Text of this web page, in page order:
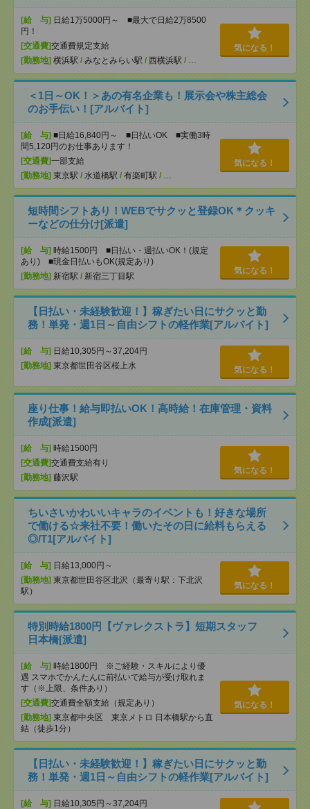
[給 与] 日給1万5000円～ ■最大で日給2万8500
円！
[交通費]交通費規定支給
[勤務地] 横浜駅 / みなとみらい駅 / 西横浜駅 /
気になる！
＜1日～OK！＞あの有名企業も！展示会や株主総会
のお手伝い！[アルバイト]
[給 与] ■日給16,840円～ ■日払いOK ■実働3時
間5,120円のお仕事あります！
[交通費]一部支給
[勤務地] 東京駅 / 水道橋駅 / 有楽町駅 /
気になる！
短時間シフトあり！WEBでサクッと登録OK＊クッキ
ーなどの仕分け[派遣]
[給 与] 時給1500円 ■日払い・週払いOK！(規定
あり) ■現金日払いもOK(規定あり)
[勤務地] 新宿駅 / 新宿三丁目駅
気になる！
【日払い・未経験歓迎！】稼ぎたい日にサクッと勤
務！単発・週1日～自由シフトの軽作業[アルバイト]
[給 与] 日給10,305円～37,204円
[勤務地] 東京都世田谷区桜上水 気になる！
座り仕事！給与即払いOK！高時給！在庫管理・資料
作成[派遣]
[給 与] 時給1500円
[交通費]交通費支給有り
[勤務地] 藤沢駅
気になる！
ちいさいかわいいキャラのイベントも！好きな場所
で働ける☆来社不要！働いたその日に給料もらえる
◎/T1[アルバイト]
[給 与] 日給13,000円～
[勤務地] 東京都世田谷区北沢（最寄り駅：下北沢
駅）
気になる！
特別時給1800円【ヴァレクストラ】短期スタッフ
日本橋[派遣]
[給 与] 時給1800円 ※ご経験・スキルにより優
遇 スマホでかんたんに前払いで給与が受け取れま
す（※上限、条件あり）
[交通費]交通費全額支給（規定あり）
[勤務地] 東京都中央区 東京メトロ 日本橋駅から直
結（徒歩1分）
気になる！
【日払い・未経験歓迎！】稼ぎたい日にサクッと勤
務！単発・週1日～自由シフトの軽作業[アルバイト]
[給 与] 日給10,305円～37,204円